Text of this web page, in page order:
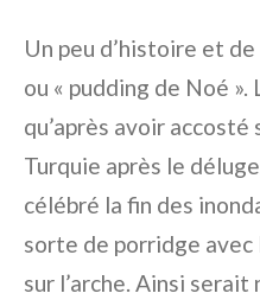
Un peu d’histoire et
ou « pudding de Noé
qu’après avoir
Turquie après le
célébré la fin des
sorte de porridge
sur l’arche. Ainsi serait